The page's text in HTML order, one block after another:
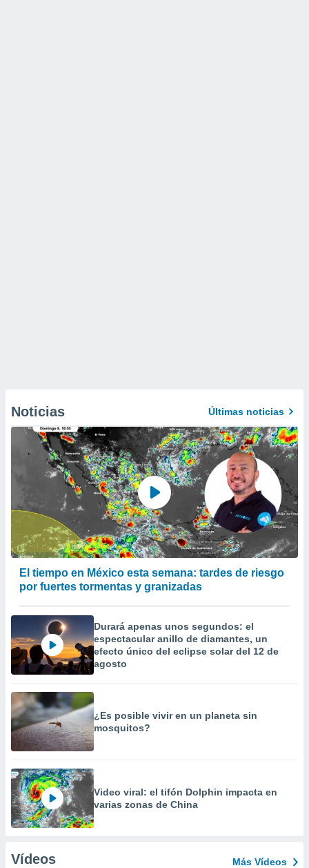
Noticias Últimas noticias
El tiempo en México esta semana: tardes de riesgo
por fuertes tormentas y granizadas
Durará apenas unos segundos: el
espectacular anillo de diamantes, un
efecto único del eclipse solar del 12 de
agosto
¿Es posible vivir en un planeta sin
mosquitos?
Video viral: el tifón Dolphin impacta en
varias zonas de China
Vídeos Más Vídeos